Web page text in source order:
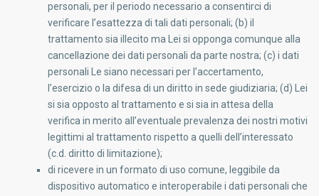
personali, per il periodo necessario a consentirci di
verificare l’esattezza di tali dati personali; (b) il
trattamento sia illecito ma Lei si opponga comunque alla
cancellazione dei dati personali da parte nostra; (c) i dati
personali Le siano necessari per l’accertamento,
l’esercizio o la difesa di un diritto in sede giudiziaria; (d) Lei
si sia opposto al trattamento e si sia in attesa della
verifica in merito all’eventuale prevalenza dei nostri motivi
legittimi al trattamento rispetto a quelli dell’interessato
(c.d. diritto di limitazione);
di ricevere in un formato di uso comune, leggibile da
dispositivo automatico e interoperabile i dati personali che